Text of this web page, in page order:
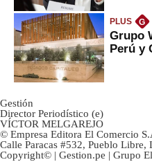
PLUS G
Grupo
Perú y
Gestión
Director Periodístico (e)
VÍCTOR MELGAREJO
© Empresa Editora El Comercio
Calle Paracas #532, Pueblo Libre,
Copyright© | Gestion.pe | Grupo